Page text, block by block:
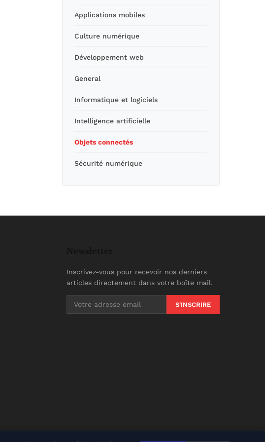
Applications mobiles
Culture numérique
Développement web
General
Informatique et logiciels
Intelligence artificielle
Objets connectés
Sécurité numérique
Inscrivez-vous pour recevoir nos derniers
articles directement dans votre boîte mail.
S'INSCRIRE